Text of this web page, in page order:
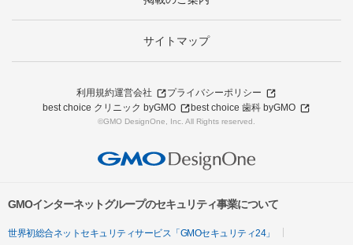
サイトマップ
利用規約運営会社
プライバシーポリシー
best choice クリニック byGMO
best choice 歯科 byGMO
©GMO DesignOne, Inc. All Rights reserved.
GMOインターネットグループのセキュリティ事業について
世界初総合ネットセキュリティサービス「GMOセキュリティ24」